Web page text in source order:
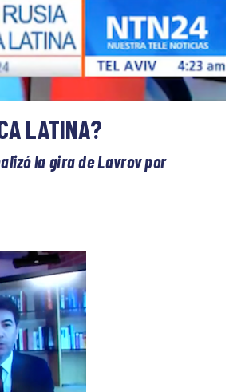
LATINA?
la gira de Lavrov por